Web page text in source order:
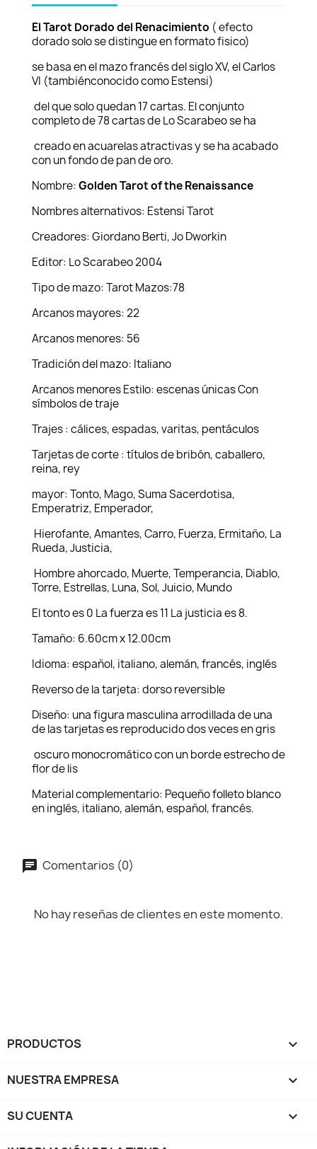
El Tarot Dorado del Renacimiento ( efecto
dorado solo se distingue en formato fisico)
se basa en el mazo francés del siglo XV, el Carlos
VI (tambiénconocido como Estensi)
del que solo quedan 17 cartas. El conjunto
completo de 78 cartas de Lo Scarabeo se ha
creado en acuarelas atractivas y se ha acabado
con un fondo de pan de oro.
Nombre: Golden Tarot of the Renaissance
Nombres alternativos: Estensi Tarot
Creadores: Giordano Berti, Jo Dworkin
Editor: Lo Scarabeo 2004
Tipo de mazo: Tarot Mazos:78
Arcanos mayores: 22
Arcanos menores: 56
Tradición del mazo: Italiano
Arcanos menores Estilo: escenas únicas Con
símbolos de traje
Trajes : cálices, espadas, varitas, pentáculos
Tarjetas de corte : títulos de bribón, caballero,
reina, rey
mayor: Tonto, Mago, Suma Sacerdotisa,
Emperatriz, Emperador,
Hierofante, Amantes, Carro, Fuerza, Ermitaño, La
Rueda, Justicia,
Hombre ahorcado, Muerte, Temperancia, Diablo,
Torre, Estrellas, Luna, Sol, Juicio, Mundo
El tonto es 0 La fuerza es 11 La justicia es 8.
Tamaño: 6.60cm x 12.00cm
Idioma: español, italiano, alemán, francés, inglés
Reverso de la tarjeta: dorso reversible
Diseño: una figura masculina arrodillada de una
de las tarjetas es reproducido dos veces en gris
oscuro monocromático con un borde estrecho de
flor de lis
Material complementario: Pequeño folleto blanco
en inglés, italiano, alemán, español, francés.
Comentarios (0)
No hay reseñas de clientes en este momento.
PRODUCTOS 
NUESTRA EMPRESA 
SU CUENTA 